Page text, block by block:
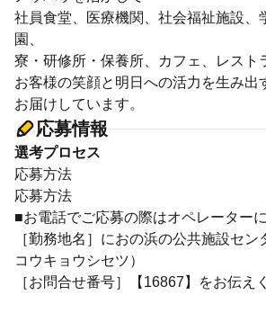
社員食堂、医療機関、社会福祉施設、
園、
寮・研修所・保養所、カフェ、レスト
お客様の笑顔と明日への活力を生み出
お届けしています。
応募情報
選考プロセス
応募方法
応募方法
■お電話でご応募の際はオペレーターに
［勤務地名］におの浜の公共施設セン
コウキョウシセツ）
［お問合せ番号］【16867】をお伝え